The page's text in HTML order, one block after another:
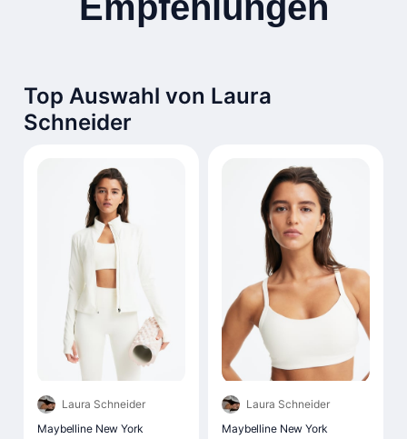
Top Auswahl von Laura
Schneider
Laura Schneider
Maybelline New York
Laura Schneider
Maybelline New York